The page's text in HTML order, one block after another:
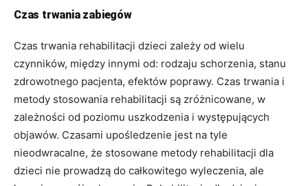
Czas trwania zabiegów
Czas trwania rehabilitacji dzieci zależy od wielu
czynników, między innymi od: rodzaju schorzenia, stanu
zdrowotnego pacjenta, efektów poprawy. Czas trwania i
metody stosowania rehabilitacji są zróżnicowane, w
zależności od poziomu uszkodzenia i występujących
objawów. Czasami upośledzenie jest na tyle
nieodwracalne, że stosowane metody rehabilitacji dla
dzieci nie prowadzą do całkowitego wyleczenia, ale